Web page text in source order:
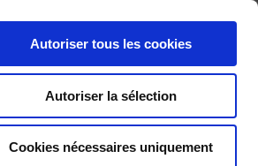
Autoriser tous les cookies
Autoriser la sélection
Cookies nécessaires uniquement
L’ICEDD OFFRE D’EMPLOI